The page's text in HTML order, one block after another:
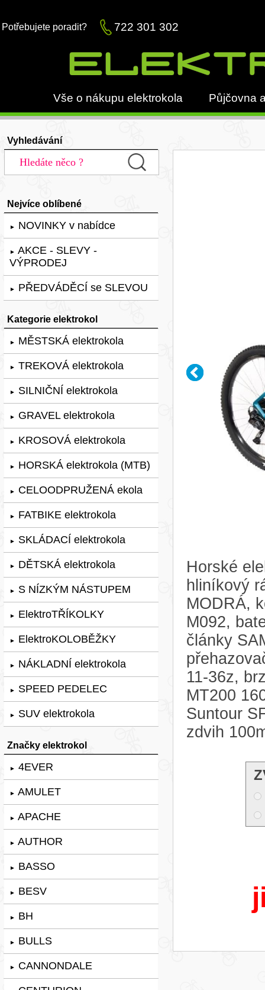
Potřebujete poradit? 722 301 302
Vše o nákupu elektrokola Půjčovna
Vyhledávání
Nejvíce oblíbené
► NOVINKY v nabídce
► AKCE - SLEVY -
VÝPRODEJ
► PŘEDVÁDĚCÍ se SLEVOU
Kategorie elektrokol
► MĚSTSKÁ elektrokola
► TREKOVÁ elektrokola
► SILNIČNÍ elektrokola
► GRAVEL elektrokola
► KROSOVÁ elektrokola
► HORSKÁ elektrokola (MTB)
► CELOODPRUŽENÁ ekola
► FATBIKE elektrokola
► SKLÁDACÍ elektrokola
► DĚTSKÁ elektrokola
► S NÍZKÝM NÁSTUPEM
► ElektroTŘÍKOLKY
► ElektroKOLOBĚŽKY
► NÁKLADNÍ elektrokola
► SPEED PEDELEC
► SUV elektrokola
Značky elektrokol
► 4EVER
► AMULET
► APACHE
► AUTHOR
► BASSO
► BESV
► BH
► BULLS
► CANNONDALE
Horské
hliníkový
MODRÁ,
M092,
články
11-36z,
MT200
Suntour
zdvih